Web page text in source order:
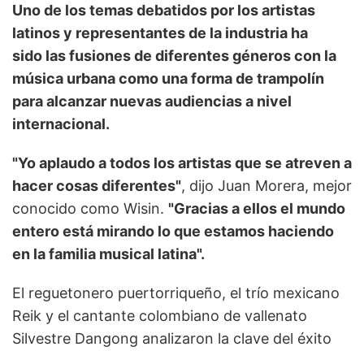
Uno de los temas debatidos por los artistas
latinos y representantes de la industria ha
sido las fusiones de diferentes géneros con la
música urbana como una forma de trampolín
para alcanzar nuevas audiencias a nivel
internacional.
"Yo aplaudo a todos los artistas que se atreven a
hacer cosas diferentes", dijo Juan Morera, mejor
conocido como Wisin. "Gracias a ellos el mundo
entero está mirando lo que estamos haciendo
en la familia musical latina".
El reguetonero puertorriqueño, el trío mexicano
Reik y el cantante colombiano de vallenato
Silvestre Dangong analizaron la clave del éxito